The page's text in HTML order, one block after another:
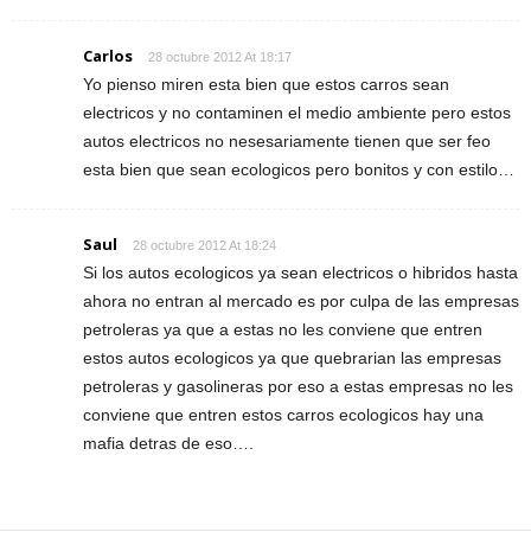
Carlos 28 octubre 2012 At 18:17
Yo pienso miren esta bien que estos carros sean
electricos y no contaminen el medio ambiente pero estos
autos electricos no nesesariamente tienen que ser feo
esta bien que sean ecologicos pero bonitos y con estilo…
Saul 28 octubre 2012 At 18:24
Si los autos ecologicos ya sean electricos o hibridos hasta
ahora no entran al mercado es por culpa de las empresas
petroleras ya que a estas no les conviene que entren
estos autos ecologicos ya que quebrarian las empresas
petroleras y gasolineras por eso a estas empresas no les
conviene que entren estos carros ecologicos hay una
mafia detras de eso….